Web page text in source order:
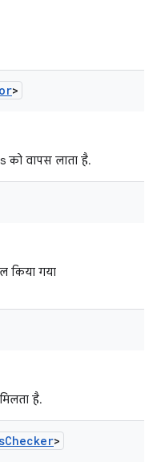
>
s को वापस लाता है.
किया गया
मिलता है.
Checker>